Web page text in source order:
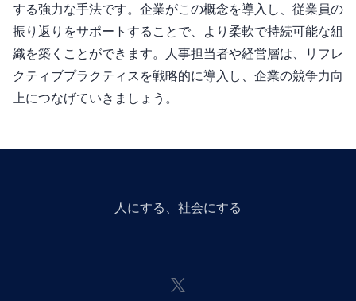
する強力な手法です。企業がこの概念を導入し、従業員の
振り返りをサポートすることで、より柔軟で持続可能な組
織を築くことができます。人事担当者や経営層は、リフレ
クティブプラクティスを戦略的に導入し、企業の競争力向
上につなげていきましょう。
人にGiveする、社会にGiveする